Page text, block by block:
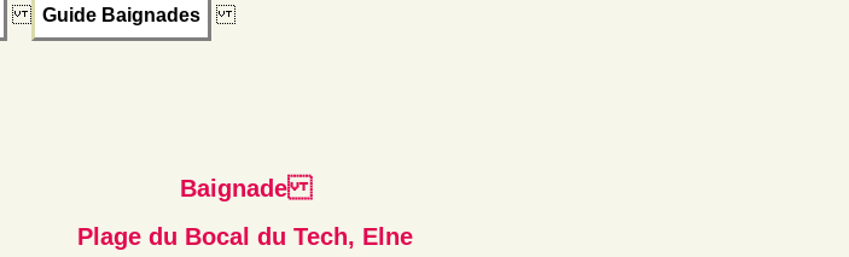
Guide Baignades
Baignade
Plage du Bocal du Tech, Elne